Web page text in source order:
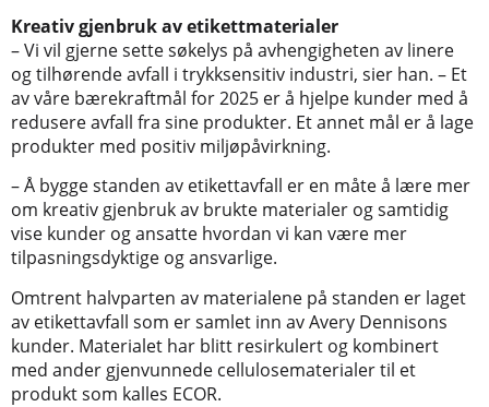
Kreativ gjenbruk av etikettmaterialer
– Vi vil gjerne sette søkelys på avhengigheten av linere
og tilhørende avfall i trykksensitiv industri, sier han. – Et
av våre bærekraftmål for 2025 er å hjelpe kunder med å
redusere avfall fra sine produkter. Et annet mål er å lage
produkter med positiv miljøpåvirkning.
– Å bygge standen av etikettavfall er en måte å lære mer
om kreativ gjenbruk av brukte materialer og samtidig
vise kunder og ansatte hvordan vi kan være mer
tilpasningsdyktige og ansvarlige.
Omtrent halvparten av materialene på standen er laget
av etikettavfall som er samlet inn av Avery Dennisons
kunder. Materialet har blitt resirkulert og kombinert
med ander gjenvunnede cellulosematerialer til et
produkt som kalles ECOR.